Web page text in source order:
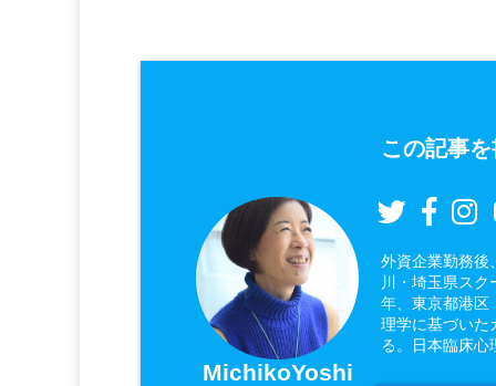
この記事
MichikoYoshi
外資企業勤務後
川・埼玉県ス
年、東京都港区
理学に基づいた
る。日本臨床心